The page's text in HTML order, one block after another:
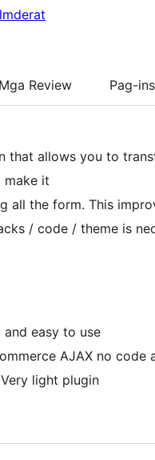
Mga Review Pag-
that allows you to
it
all the form. This
/ code / theme is
and easy to use
AJAX no code
light plugin